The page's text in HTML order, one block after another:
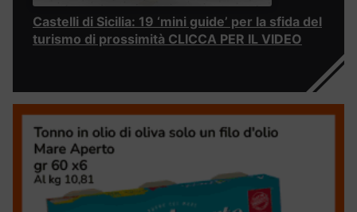
Castelli di Sicilia: 19 ‘mini guide’ per la sfida del
turismo di prossimità CLICCA PER IL VIDEO